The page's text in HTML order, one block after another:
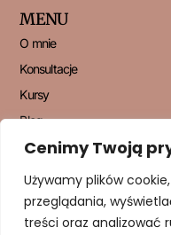
Cenimy Twoją
Używamy plików
przeglądania,
treści oraz analizować
MENU
O mnie
Konsultacje
Kursy
Blog
Kontakt
NEWSLETTER